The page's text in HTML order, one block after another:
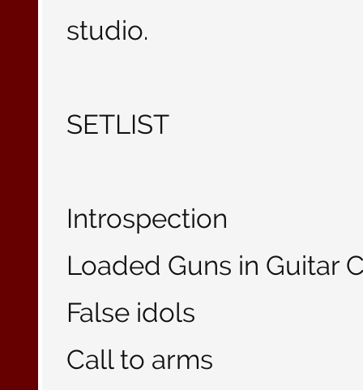
studio.
SETLIST
Introspection
Loaded Guns in Guitar
False idols
Call to arms